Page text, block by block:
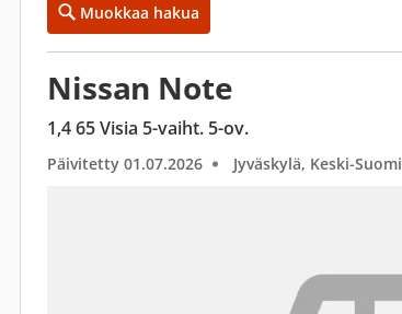
Muokkaa hakua
Nissan Note
1,4 65 Visia 5-vaiht. 5-ov.
Päivitetty 01.07.2026 Jyväskylä, Keski-Suomi